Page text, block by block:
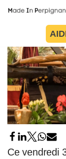
contenu
Ce vendredi